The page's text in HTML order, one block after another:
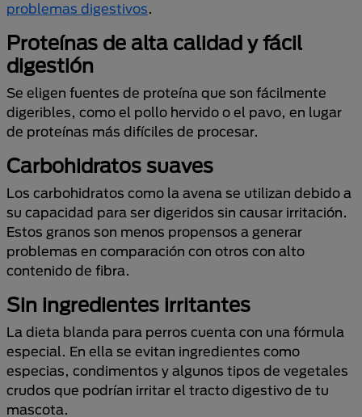
problemas digestivos.
Proteínas de alta calidad y fácil
digestión
Se eligen fuentes de proteína que son fácilmente
digeribles, como el pollo hervido o el pavo, en lugar
de proteínas más difíciles de procesar.
Carbohidratos suaves
Los carbohidratos como la avena se utilizan debido a
su capacidad para ser digeridos sin causar irritación.
Estos granos son menos propensos a generar
problemas en comparación con otros con alto
contenido de fibra.
Sin ingredientes irritantes
La dieta blanda para perros cuenta con una fórmula
especial. En ella se evitan ingredientes como
especias, condimentos y algunos tipos de vegetales
crudos que podrían irritar el tracto digestivo de tu
mascota.